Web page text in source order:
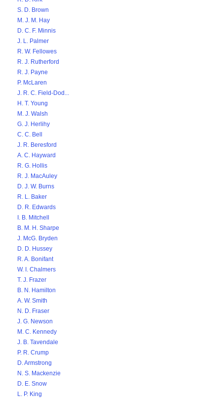
S. D. Brown
M. J. M. Hay
D. C. F. Minnis
J. L. Palmer
R. W. Fellowes
R. J. Rutherford
R. J. Payne
P. McLaren
J. R. C. Field-Dod...
H. T. Young
M. J. Walsh
G. J. Herlihy
C. C. Bell
J. R. Beresford
A. C. Hayward
R. G. Hollis
R. J. MacAuley
D. J. W. Burns
R. L. Baker
D. R. Edwards
I. B. Mitchell
B. M. H. Sharpe
J. McG. Bryden
D. D. Hussey
R. A. Bonifant
W. I. Chalmers
T. J. Frazer
B. N. Hamilton
A. W. Smith
N. D. Fraser
J. G. Newson
M. C. Kennedy
J. B. Tavendale
P. R. Crump
D. Armstrong
N. S. Mackenzie
D. E. Snow
L. P. King